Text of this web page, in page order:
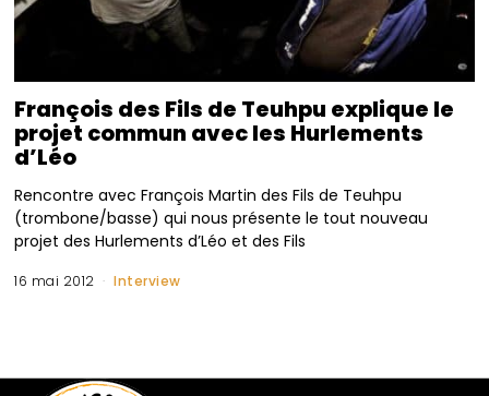
François des Fils de Teuhpu explique le
projet commun avec les Hurlements
d’Léo
Rencontre avec François Martin des Fils de Teuhpu
(trombone/basse) qui nous présente le tout nouveau
projet des Hurlements d’Léo et des Fils
16 mai 2012 Interview